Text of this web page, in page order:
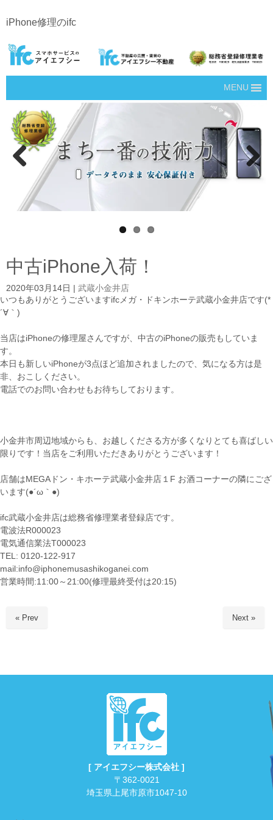
iPhone修理のifc
MENU
Next
中古iPhone入荷！
2020年03月14日
武蔵小金井店
いつもありがとうございますifcメガ・ドキンホーテ武蔵小金井店です(*
´∀｀)
当店はiPhoneの修理屋さんですが、中古のiPhoneの販売もしていま
す。
本日も新しいiPhoneが3点ほど追加されましたので、気になる方は是
非、おこしください。
電話でのお問い合わせもお待ちしております。
小金井市周辺地域からも、お越しくださる方が多くなりとても喜ばしい
限りです！当店をご利用いただきありがとうございます！
店舗はMEGAドン・キホーテ武蔵小金井店１F お酒コーナーの隣にござ
います(●´ω｀●)
ifc武蔵小金井店は総務省修理業者登録店です。
電波法R000023
電気通信業法T000023
TEL: 0120-122-917
mail:info@iphonemusashikoganei.com
営業時間:11:00～21:00(修理最終受付は20:15)
« Prev Next »
[ アイエフシー株式会社 ]
〒362-0021
埼玉県上尾市原市1047-10